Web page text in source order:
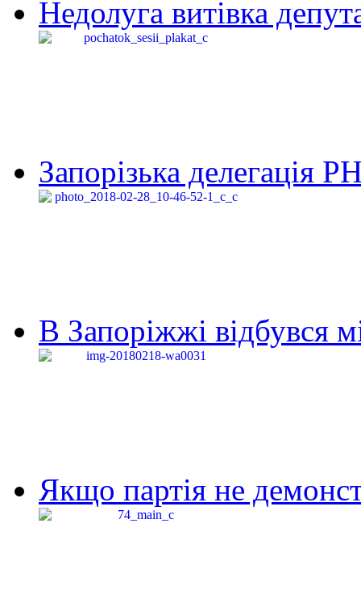
Недолуга витівка
Запорізька делегація
В Запоріжжі відбувся
Якщо партія не